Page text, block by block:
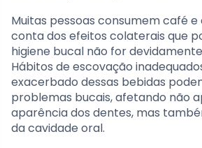
Muitas pessoas consumem café
conta dos efeitos colaterais que
higiene bucal não for
Hábitos de escovação
exacerbado dessas bebidas
problemas bucais, afetando não
aparência dos dentes, mas
da cavidade oral.